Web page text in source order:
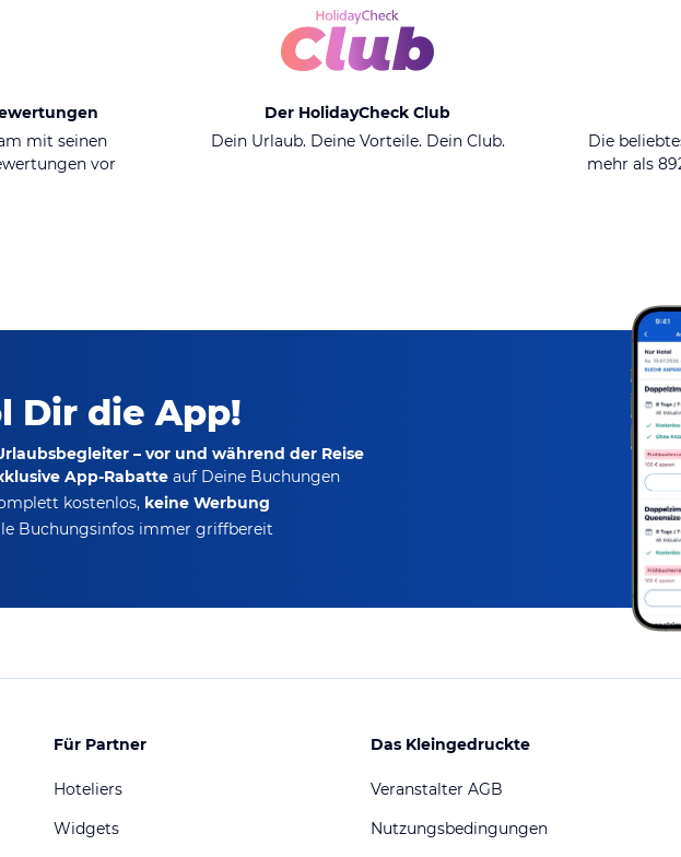
mit seinen
vor
Der HolidayCheck Club
Dein Urlaub. Deine Vorteile. Dein Club.
Die
mehr als
Dir die App!
– vor und während der Reise
App-Rabatte auf Deine Buchungen
kostenlos, keine Werbung
Buchungsinfos immer griffbereit
Für Partner
Hoteliers
Widgets
Das Kleingedruckte
Veranstalter AGB
Nutzungsbedingungen